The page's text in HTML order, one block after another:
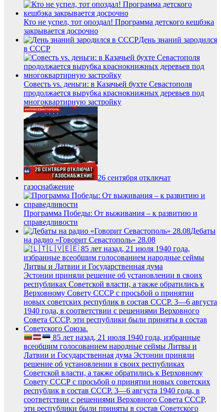
Кто не успел, тот опоздал! Программа детского кешбэка
закрывается досрочно
День знаний зародился
в СССР
Совесть vs. деньги: в Казачьей бухте Севастополя
продолжается вырубка краснокнижных деревьев под
многоквартирную застройку
26 сентября отключат
газоснабжение
Программа Победы: От выживания – к развитию и
справедливости
Дебаты
на радио «Говорит Севастополь» 28.08
85 лет назад, 21 июля 1940 года, избранные
всеобщим голосованием народные сеймы Литвы и
Латвии и Государственная дума Эстонии приняли
решение об установлении в своих республиках
Советской власти, а также обратились к Верховному
Совету СССР с просьбой о принятии новых советских
республик в состав СССР. 3—6 августа 1940 года, в
соответствии с решениями Верховного Совета СССР,
эти республики были приняты в состав Советского